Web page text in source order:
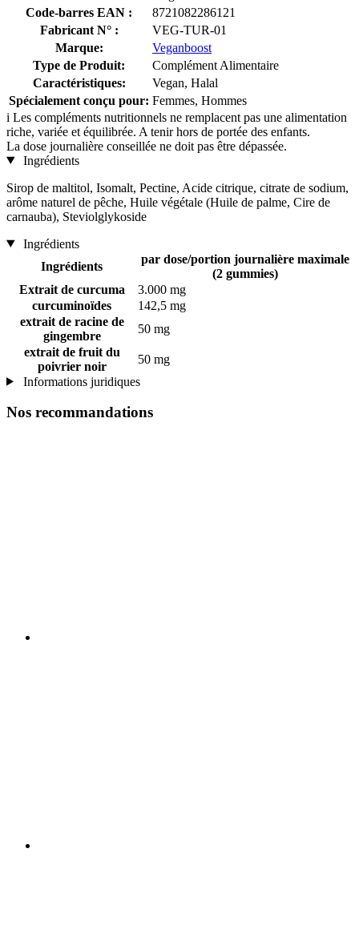
Code-barres EAN :
8721082286121
Fabricant N° :
VEG-TUR-01
Marque:
Veganboost
Type de Produit:
Complément Alimentaire
Caractéristiques:
Vegan, Halal
Spécialement conçu pour: Femmes, Hommes
i Les compléments nutritionnels ne remplacent pas une alimentation
riche, variée et équilibrée. A tenir hors de portée des enfants.
La dose journalière conseillée ne doit pas être dépassée.
Ingrédients
Sirop de maltitol, Isomalt, Pectine, Acide citrique, citrate de sodium,
arôme naturel de pêche, Huile végétale (Huile de palme, Cire de
carnauba), Steviolglykoside
Ingrédients
Ingrédients
par dose/portion journalière maximale
(2 gummies)
Extrait de curcuma
3.000 mg
curcuminoïdes
142,5 mg
extrait de racine de
gingembre
50 mg
extrait de fruit du
poivrier noir
50 mg
Informations juridiques
Nos recommandations